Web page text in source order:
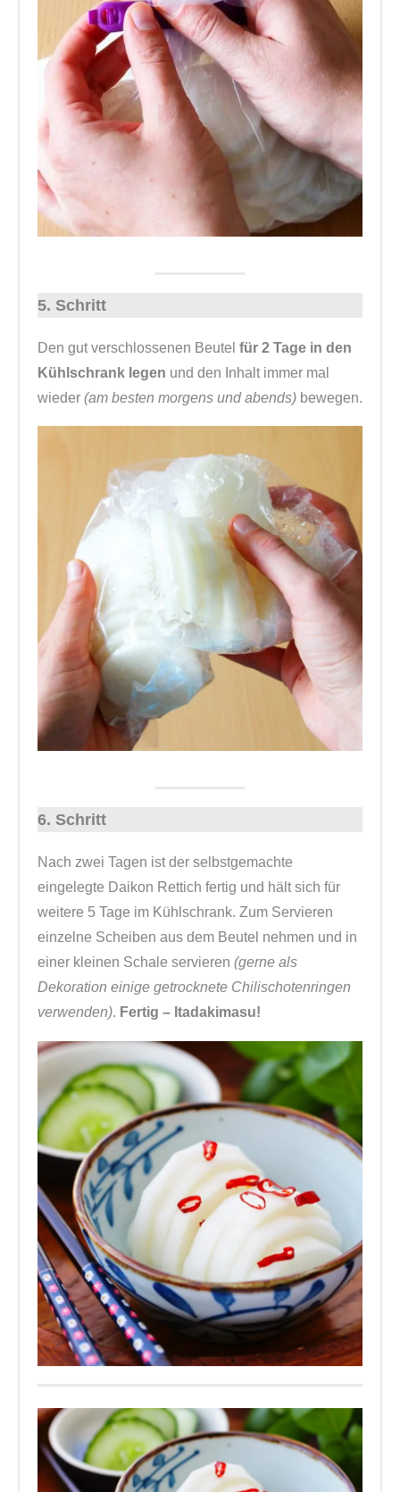
5. Schritt
Den gut verschlossenen Beutel für 2 Tage in den
Kühlschrank legen und den Inhalt immer mal
wieder (am besten morgens und abends) bewegen.
6. Schritt
Nach zwei Tagen ist der selbstgemachte
eingelegte Daikon Rettich fertig und hält sich für
weitere 5 Tage im Kühlschrank. Zum Servieren
einzelne Scheiben aus dem Beutel nehmen und in
einer kleinen Schale servieren (gerne als
Dekoration einige getrocknete Chilischotenringen
verwenden). Fertig – Itadakimasu!